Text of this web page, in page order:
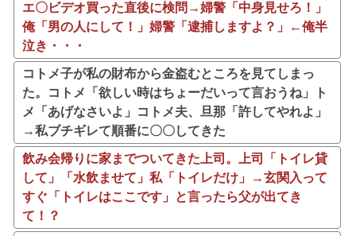
エ〇ビデオ買った直後に検問→婦警「中身見せろ！」
俺「男の人にして！」婦警「逮捕しますよ？」←俺半
泣き・・・
コトメ子が私の財布から金盗むところを見てしまっ
た。コトメ「欲しい時はちょーだいって言おうね」ト
メ「あげなさいよ」コトメ夫、旦那「許してやれよ」
→私ブチギレて順番に〇〇してきた
飲み会帰りに家までついてきた上司。上司「トイレ貸
して」「水飲ませて」私「トイレだけ」→玄関入って
すぐ「トイレはここです」と言ったら父が出てき
て！？